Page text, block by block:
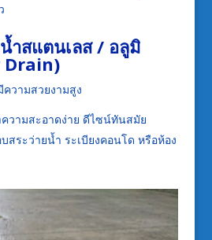
ำสแตนเลส / อลูมิ
Drain)
วามสวยงามสูง
วามสะอาดง่าย ดีไซน์ทันสมัย
สระว่ายน้ำ ระเบียงคอนโด หรือห้อง